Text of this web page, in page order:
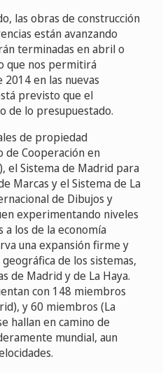
las obras de construcción
están avanzando
terminadas en abril o
que nos permitirá
en las nuevas
previsto que el
de lo presupuestado.
de propiedad
de Cooperación en
el Sistema de Madrid para
Marcas y el Sistema de La
de Dibujos y
experimentando niveles
los de la economía
una expansión firme y
de los sistemas,
de Madrid y de La Haya.
con 148 miembros
y 60 miembros (La
hallan en camino de
mundial, aun